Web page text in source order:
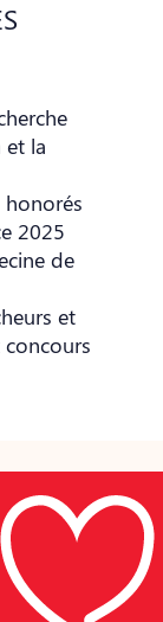
et la
honorés
2025
de
et
concours